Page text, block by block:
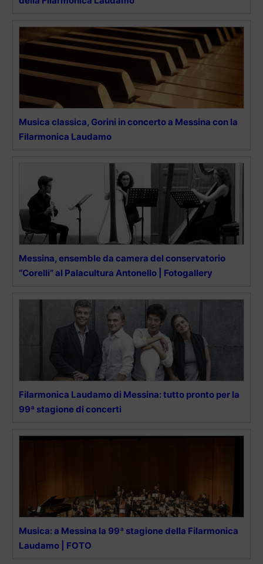
Musica classica, Gorini in concerto a Messina con la
Filarmonica Laudamo
Messina, ensemble da camera del conservatorio
“Corelli” al Palacultura Antonello | Fotogallery
Filarmonica Laudamo di Messina: tutto pronto per la
99ª stagione di concerti
Musica: a Messina la 99ª stagione della Filarmonica
Laudamo | FOTO